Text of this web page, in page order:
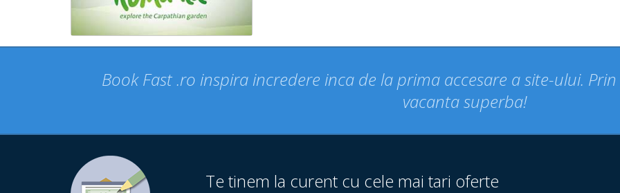
Book Fast .ro inspira incredere inca de la prima accesare a site-ului.
vacanta superba!
Te tinem la curent cu cele mai tari oferte